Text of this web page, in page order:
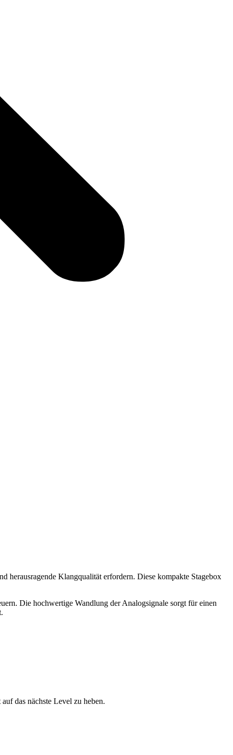
herausragende Klangqualität erfordern. Diese kompakte Stagebox
Die hochwertige Wandlung der Analogsignale sorgt für einen
das nächste Level zu heben.